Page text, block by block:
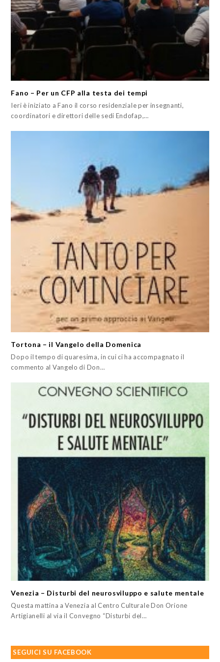
Fano – Per un CFP alla testa dei tempi
Ieri è iniziato a Fano il corso residenziale per insegnanti,
coordinatori e direttori delle sedi Endofap,…
Tortona – il Vangelo della Domenica
Dopo il tempo di quaresima, in cui ci ha accompagnato il
commento al Vangelo di Don…
Venezia – Disturbi del neurosviluppo e salute mentale
Questa mattina a Venezia al Centro Culturale Don Orione
Artigianelli al via il Convegno “Disturbi del…
SEGUICI SU FACEBOOK